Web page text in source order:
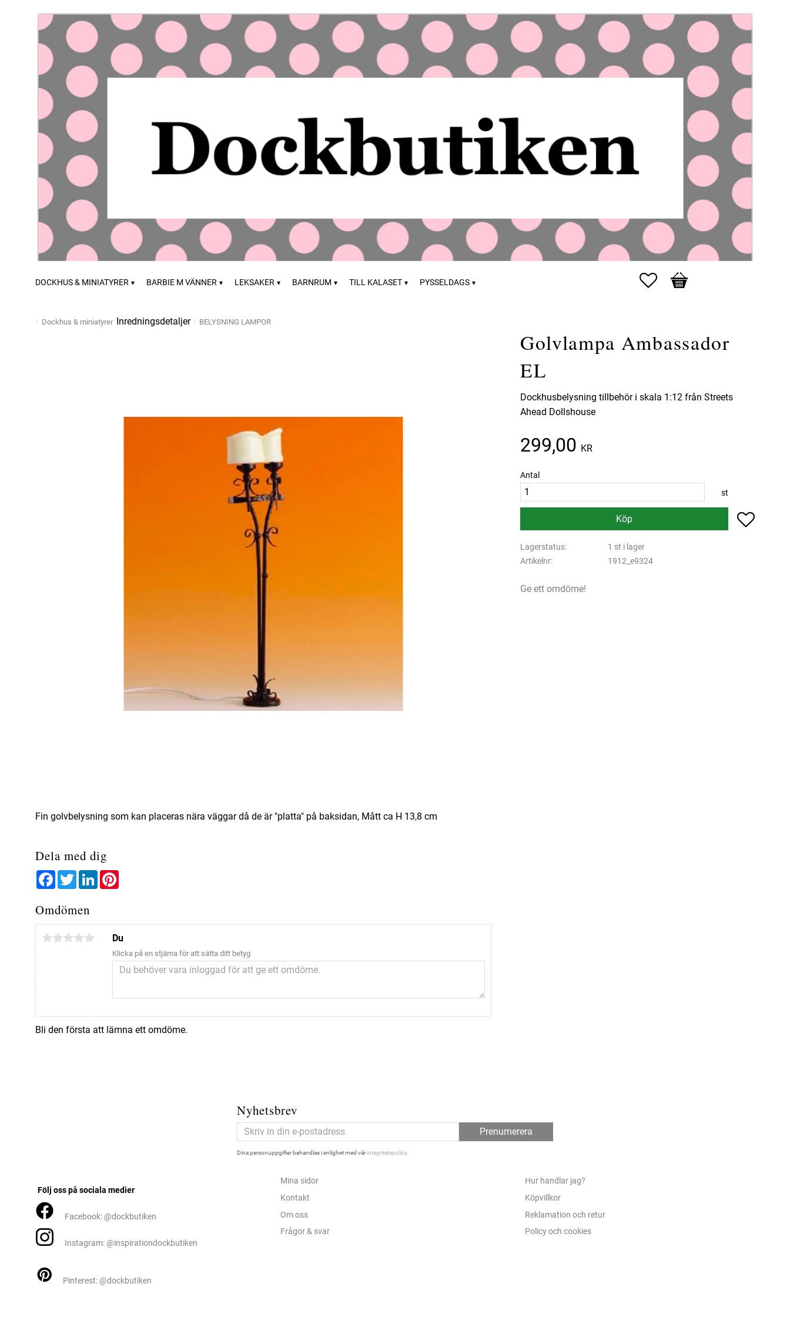
DOCKHUS & MINIATYRER BARBIE M VÄNNER LEKSAKER BARNRUM TILL KALASET PYSSELDAGS Favoriter
Kundvagn
Dockhus & miniatyrer Inredningsdetaljer BELYSNING LAMPOR
Golvlampa Ambassador
EL
Dockhusbelysning tillbehör i skala 1:12 från Streets
Ahead Dollshouse
299,00 KR
Antal
st
Köp Lägg till
Lagerstatus
1 st i lager
Artikelnr
1912_e9324
Ge ett omdöme!
Fin golvbelysning som kan placeras nära väggar då de är "platta" på baksidan, Mått ca H 13,8 cm
Dela med dig
FacebookTwitterLinkedIn
Omdömen
Du
Klicka på en stjärna för att sätta ditt betyg
Bli den första att lämna ett omdöme.
Nyhetsbrev
Prenumerera
Dina personuppgifter behandlas i enlighet med vårintegritetspolicy.
Följ oss på sociala medier
Facebook: @dockbutiken
Instagram: @inspirationdockbutiken
Pinterest: @dockbutiken
Mina sidor
Kontakt
Om oss
Frågor & svar
Hur handlar jag?
Köpvillkor
Reklamation och retur
Policy och cookies